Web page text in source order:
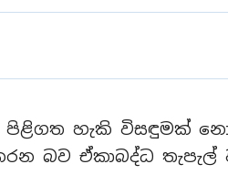
පිළිගත හැකි විසඳුමක්
බව ඒකාබද්ධ